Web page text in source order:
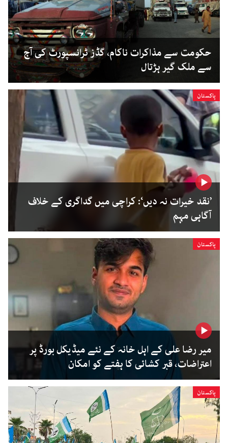
حکومت سے مذاکرات ناکام، گڈز ٹرانسپورٹ کی آج
سے ملک گیر ہڑتال
پاکستان
’نقد خیرات نہ دیں‘: کراچی میں گداگری کے خلاف
آگاہی مہم
پاکستان
میر رضا علی کے اہل خانہ کے نئے میڈیکل بورڈ پر
اعتراضات، قبر کشائی کا ہفتے کو امکان
پاکستان